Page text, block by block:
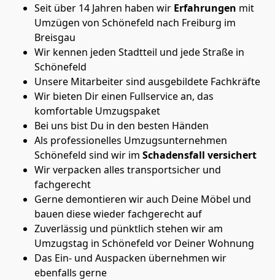
Seit über 14 Jahren haben wir Erfahrungen mit
Umzügen von Schönefeld nach Freiburg im
Breisgau
Wir kennen jeden Stadtteil und jede Straße in
Schönefeld
Unsere Mitarbeiter sind ausgebildete Fachkräfte
Wir bieten Dir einen Fullservice an, das
komfortable Umzugspaket
Bei uns bist Du in den besten Händen
Als professionelles Umzugsunternehmen
Schönefeld sind wir im Schadensfall versichert
Wir verpacken alles transportsicher und
fachgerecht
Gerne demontieren wir auch Deine Möbel und
bauen diese wieder fachgerecht auf
Zuverlässig und pünktlich stehen wir am
Umzugstag in Schönefeld vor Deiner Wohnung
Das Ein- und Auspacken übernehmen wir
ebenfalls gerne